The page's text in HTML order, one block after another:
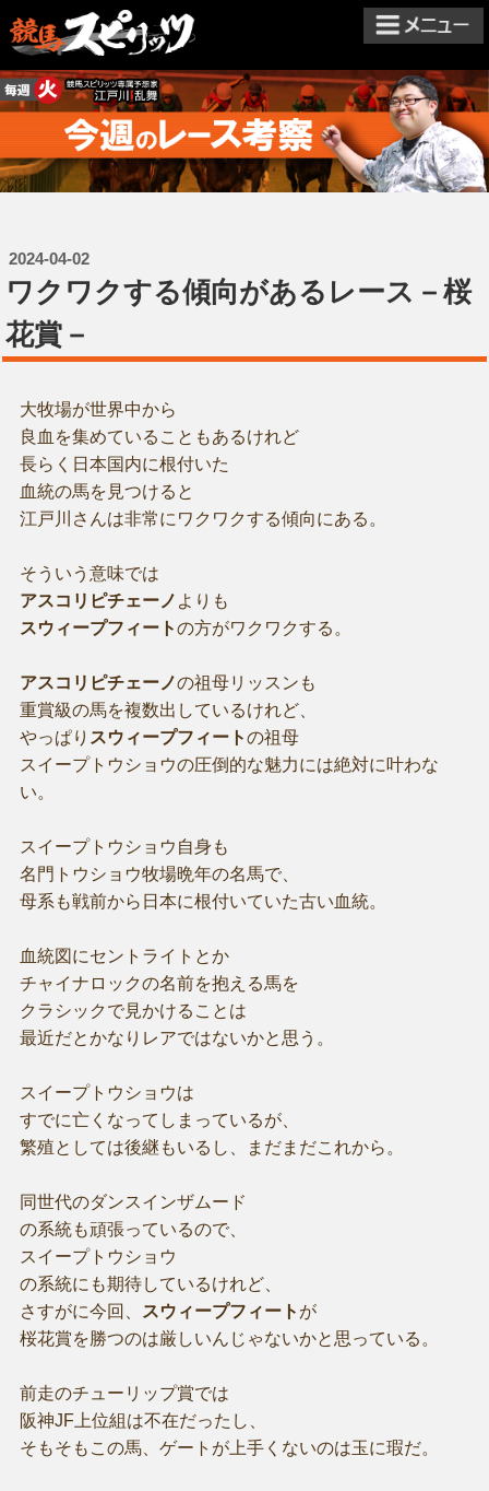
2024-04-02
ワクワクする傾向があるレース－桜
花賞－
大牧場が世界中から
良血を集めていることもあるけれど
長らく日本国内に根付いた
血統の馬を見つけると
江戸川さんは非常にワクワクする傾向にある。
そういう意味では
アスコリピチェーノ よりも
スウィープフィートの方がワクワクする。
アスコリピチェーノの祖母リッスンも
重賞級の馬を複数出しているけれど、
やっぱり スウィープフィートの祖母
スイープトウショウの圧倒的な魅力には絶対に叶わな
い。
スイープトウショウ自身も
名門トウショウ牧場晩年の名馬で、
母系も戦前から日本に根付いていた古い血統。
血統図にセントライトとか
チャイナロックの名前を抱える馬を
クラシックで見かけることは
最近だとかなりレアではないかと思う。
スイープトウショウは
すでに亡くなってしまっているが、
繁殖としては後継もいるし、まだまだこれから。
同世代のダンスインザムード
の系統も頑張っているので、
スイープトウショウ
の系統にも期待しているけれど、
さすがに今回、
スウィープフィート が
桜花賞を勝つのは厳しいんじゃないかと思っている。
前走のチューリップ賞では
阪神JF上位組は不在だったし、
そもそもこの馬、ゲートが上手くないのは玉に瑕だ。